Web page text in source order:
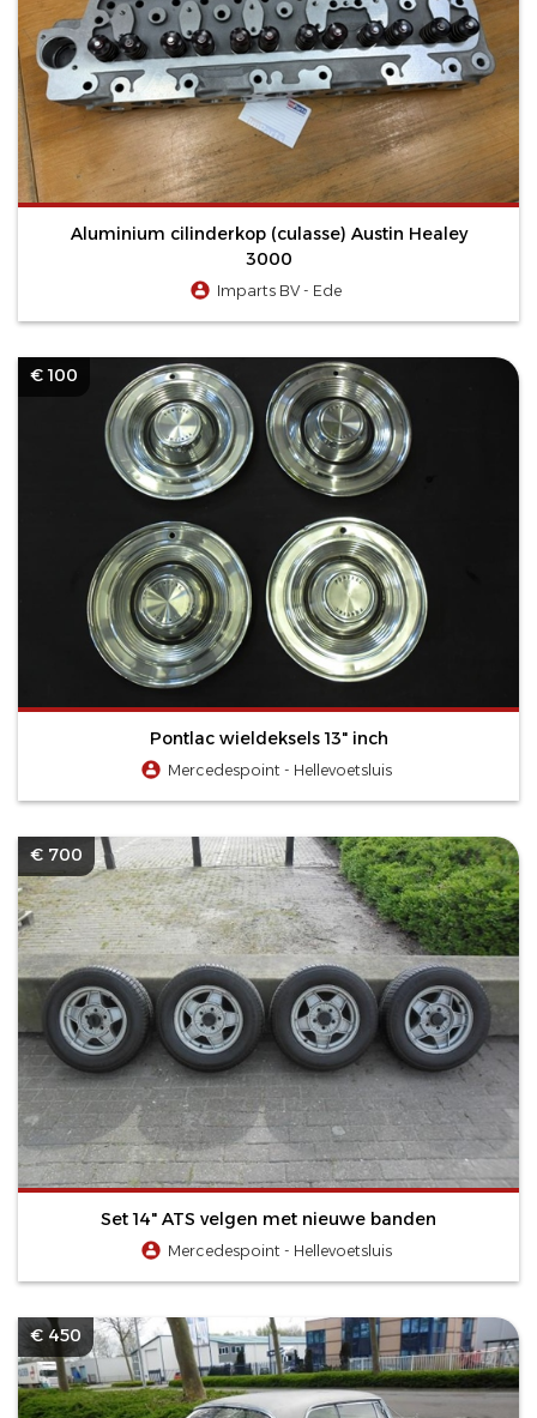
Aluminium cilinderkop (culasse) Austin Healey
3000
Imparts BV - Ede
€ 100
Pontlac wieldeksels 13" inch
Mercedespoint - Hellevoetsluis
€ 700
Set 14" ATS velgen met nieuwe banden
Mercedespoint - Hellevoetsluis
€ 450